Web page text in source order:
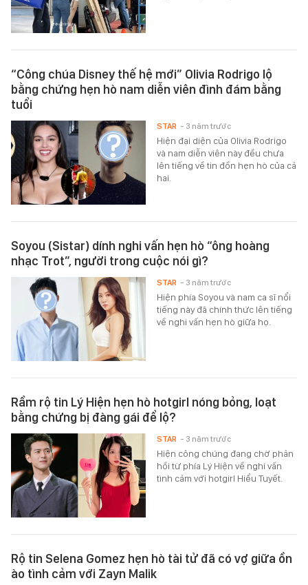
“Công chúa Disney thế hệ mới” Olivia Rodrigo lộ
bằng chứng hẹn hò nam diễn viên đình đám bằng
tuổi
Hiện đại diện của Olivia Rodrigo
và nam diễn viên này đều chưa
lên tiếng về tin đồn hẹn hò của cả
hai.
STAR - 3 năm trước
Soyou (Sistar) dính nghi vấn hẹn hò “ông hoàng
nhạc Trot”, người trong cuộc nói gì?
Hiện phía Soyou và nam ca sĩ nổi
tiếng này đã chính thức lên tiếng
về nghi vấn hẹn hò giữa họ.
STAR - 3 năm trước
Rầm rộ tin Lý Hiện hẹn hò hotgirl nóng bỏng, loạt
bằng chứng bị đàng gái để lộ?
Hiện công chúng đang chờ phản
hồi từ phía Lý Hiện về nghi vấn
tình cảm với hotgirl Hiểu Tuyết.
STAR - 3 năm trước
Rộ tin Selena Gomez hẹn hò tài tử đã có vợ giữa ồn
ào tình cảm với Zayn Malik